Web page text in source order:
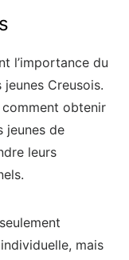
l’importance du
Creusois.
obtenir
jeunes de
leurs
mais